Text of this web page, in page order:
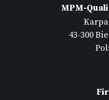
MPM-
43-300